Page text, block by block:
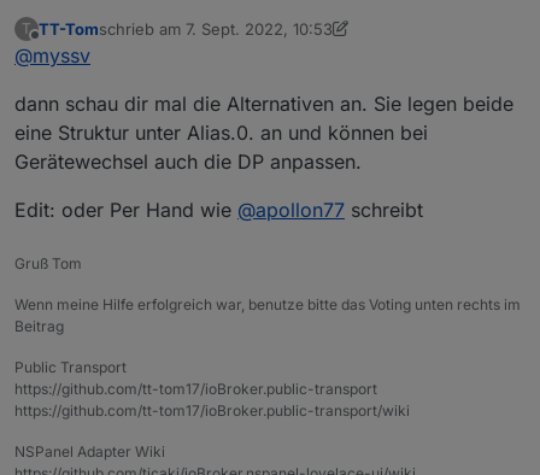
ich alle Scripte öffnen, die mit dem Sensor verknüpft
Da hat mir die Lösung mit den LinkedDevices recht gut
T TT-Tomschrieb am 7. Sept. 2022, 10:53
zuletzt editiert von TT-Tom9. Juli 2022, 12:55
@myssv
dann schau dir mal die Alternativen an. Sie legen beide
eine Struktur unter Alias.0. an und können bei
Gerätewechsel auch die DP anpassen.
Edit: oder Per Hand wie @apollon77 schreibt
Gruß Tom
Wenn meine Hilfe erfolgreich war, benutze bitte das Voting unten rechts im
Beitrag
Public Transport
https://github.com/tt-tom17/ioBroker.public-transport
https://github.com/tt-tom17/ioBroker.public-transport/wiki
NSPanel Adapter Wiki